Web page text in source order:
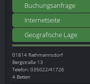
Buchungsanfrage
Internetseite
Geografische Lage
01814 Rathmannsdorf
Bergstraße 13
Telefon: 035022/41726
4 Betten